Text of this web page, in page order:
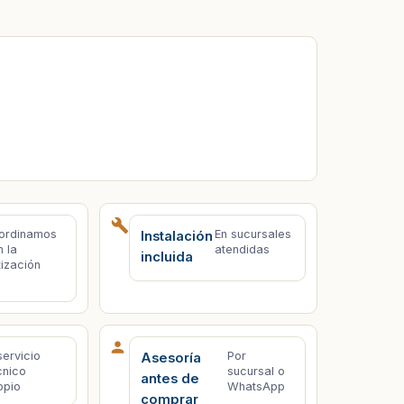
la
Instalación
incluida
En sucursales
atendidas
Asesoría
antes de
comprar
Por
sucursal o
WhatsApp